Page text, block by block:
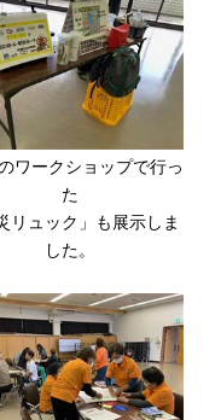
ワークショップで行っ
た
リュック」も展示しま
した。